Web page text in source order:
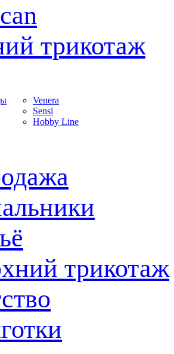
трикотаж
Venera
Sensi
Hobby Line
трикотаж